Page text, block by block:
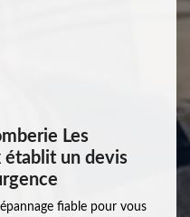
Les
établit un devis
fiable pour vous